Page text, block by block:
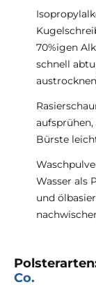
70%igen
schnell
Bürste
Wasser als
und
Co.